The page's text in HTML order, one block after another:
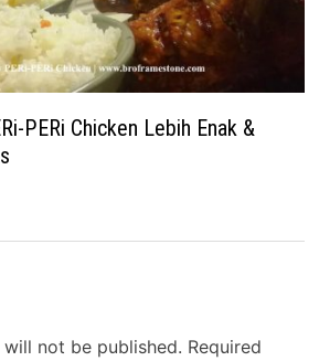
PERi Chicken Lebih Enak &
not be published. Required